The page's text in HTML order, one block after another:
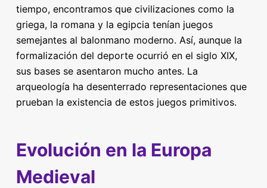
tiempo, encontramos que civilizaciones como la
griega, la romana y la egipcia tenían juegos
semejantes al balonmano moderno. Así, aunque la
formalización del deporte ocurrió en el siglo XIX,
sus bases se asentaron mucho antes. La
arqueología ha desenterrado representaciones que
prueban la existencia de estos juegos primitivos.
Evolución en la Europa
Medieval